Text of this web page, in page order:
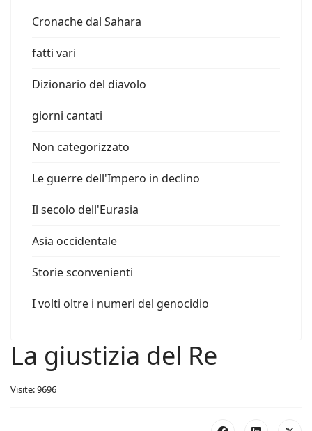
Cronache dal Sahara
fatti vari
Dizionario del diavolo
giorni cantati
Non categorizzato
Le guerre dell'Impero in declino
Il secolo dell'Eurasia
Asia occidentale
Storie sconvenienti
I volti oltre i numeri del genocidio
La giustizia del Re
Visite: 9696